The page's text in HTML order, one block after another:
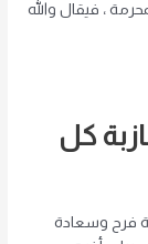
، فيقال والله
كل
فرح وسعادة